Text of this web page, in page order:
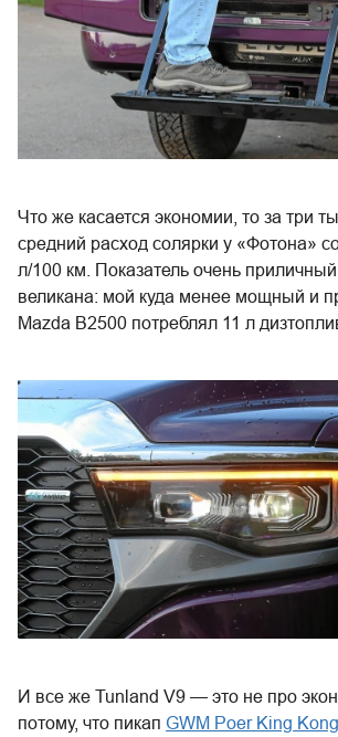
Что же касается экономии, то за три
средний расход солярки у «Фотона»
л/100 км. Показатель очень приличный
великана: мой куда менее мощный и
Mazda В2500 потреблял 11 л
И все же Tunland V9 — это не про
потому, что пикап GWM Poer King Kong